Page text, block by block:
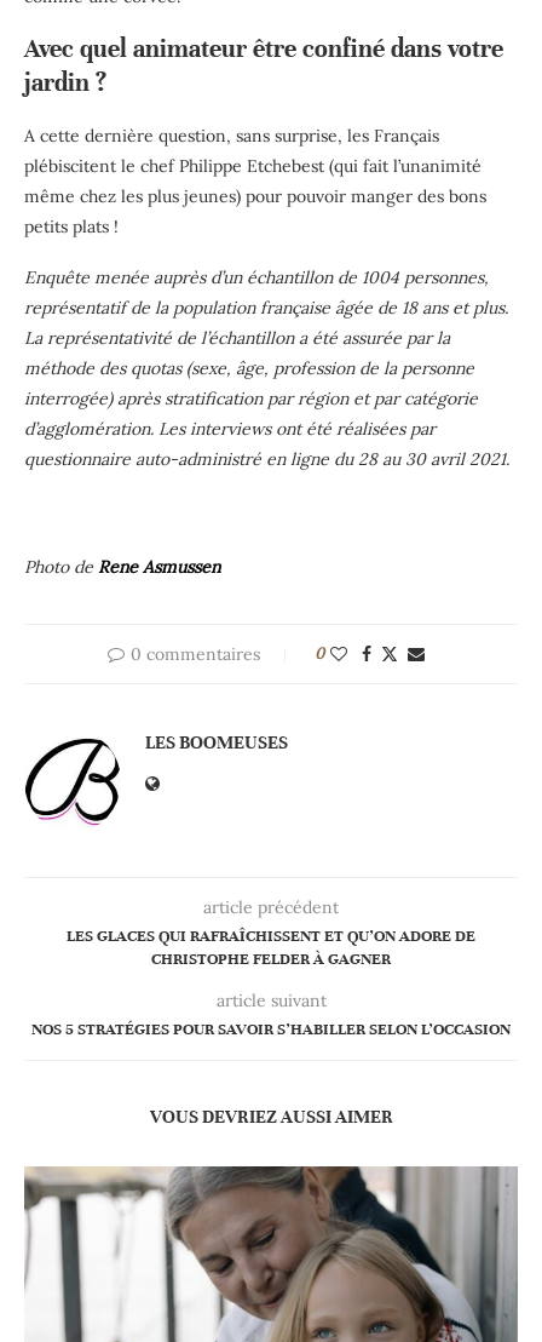
Avec quel animateur être confiné dans votre
jardin ?
A cette dernière question, sans surprise, les Français
plébiscitent le chef Philippe Etchebest (qui fait l’unanimité
même chez les plus jeunes) pour pouvoir manger des bons
petits plats !
Enquête menée auprès d’un échantillon de 1004 personnes,
représentatif de la population française âgée de 18 ans et plus.
La représentativité de l’échantillon a été assurée par la
méthode des quotas (sexe, âge, profession de la personne
interrogée) après stratification par région et par catégorie
d’agglomération. Les interviews ont été réalisées par
questionnaire auto-administré en ligne du 28 au 30 avril 2021.
Photo de Rene Asmussen
0 commentaires 0
LES BOOMEUSES
article précédent
LES GLACES QUI RAFRAÎCHISSENT ET QU’ON ADORE DE
CHRISTOPHE FELDER À GAGNER
article suivant
NOS 5 STRATÉGIES POUR SAVOIR S’HABILLER SELON L’OCCASION
VOUS DEVRIEZ AUSSI AIMER